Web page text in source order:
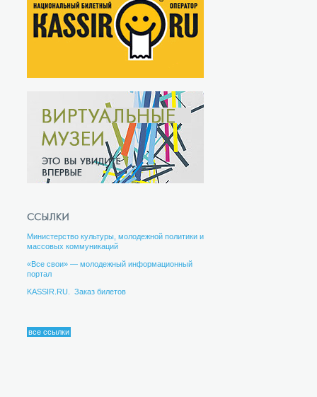
Министерство культуры, молодежной политики и
массовых коммуникаций
«Все свои» — молодежный информационный
портал
KASSIR.RU. Заказ билетов
все ссылки